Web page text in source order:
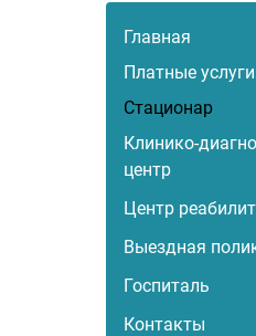
Главная
Платные услуги
Стационар
Клинико-
центр
Центр
Выездная
Госпиталь
Контакты